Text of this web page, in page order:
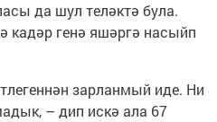
да шул теләктә була.
генә яшәргә насыйп
зарланмый иде. Ни
– дип искә ала 67